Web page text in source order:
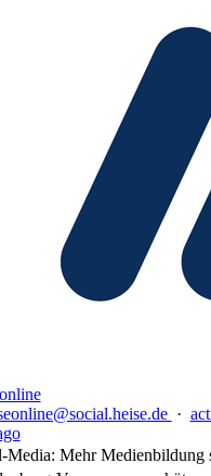
·
Media: Mehr Medienbildung